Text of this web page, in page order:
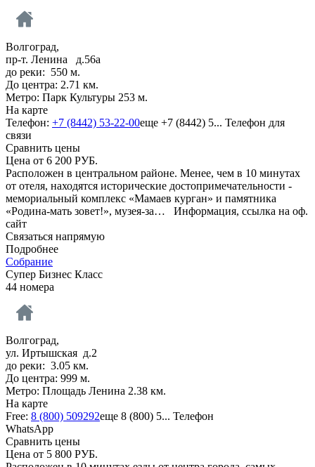
Волгоград,
пр-т. Ленина д.56а
до реки: 550 м.
До центра: 2.71 км.
Метро: Парк Культуры 253 м.
На карте
Телефон: +7 (8442) 53-22-00еще +7 (8442) 5... Телефон для
связи
Сравнить цены
Цена от 6 200 РУБ.
Расположен в центральном районе. Менее, чем в 10 минутах
от отеля, находятся исторические достопримечательности -
мемориальный комплекс «Мамаев курган» и памятника
«Родина-мать зовет!», музея-за… Информация, ссылка на оф.
сайт
Связаться напрямую
Подробнее
Собрание
Супер Бизнес Класс
44 номера
Волгоград,
ул. Иртышская д.2
до реки: 3.05 км.
До центра: 999 м.
Метро: Площадь Ленина 2.38 км.
На карте
Free: 8 (800) 509292еще 8 (800) 5... Телефон
WhatsApp
Сравнить цены
Цена от 5 800 РУБ.